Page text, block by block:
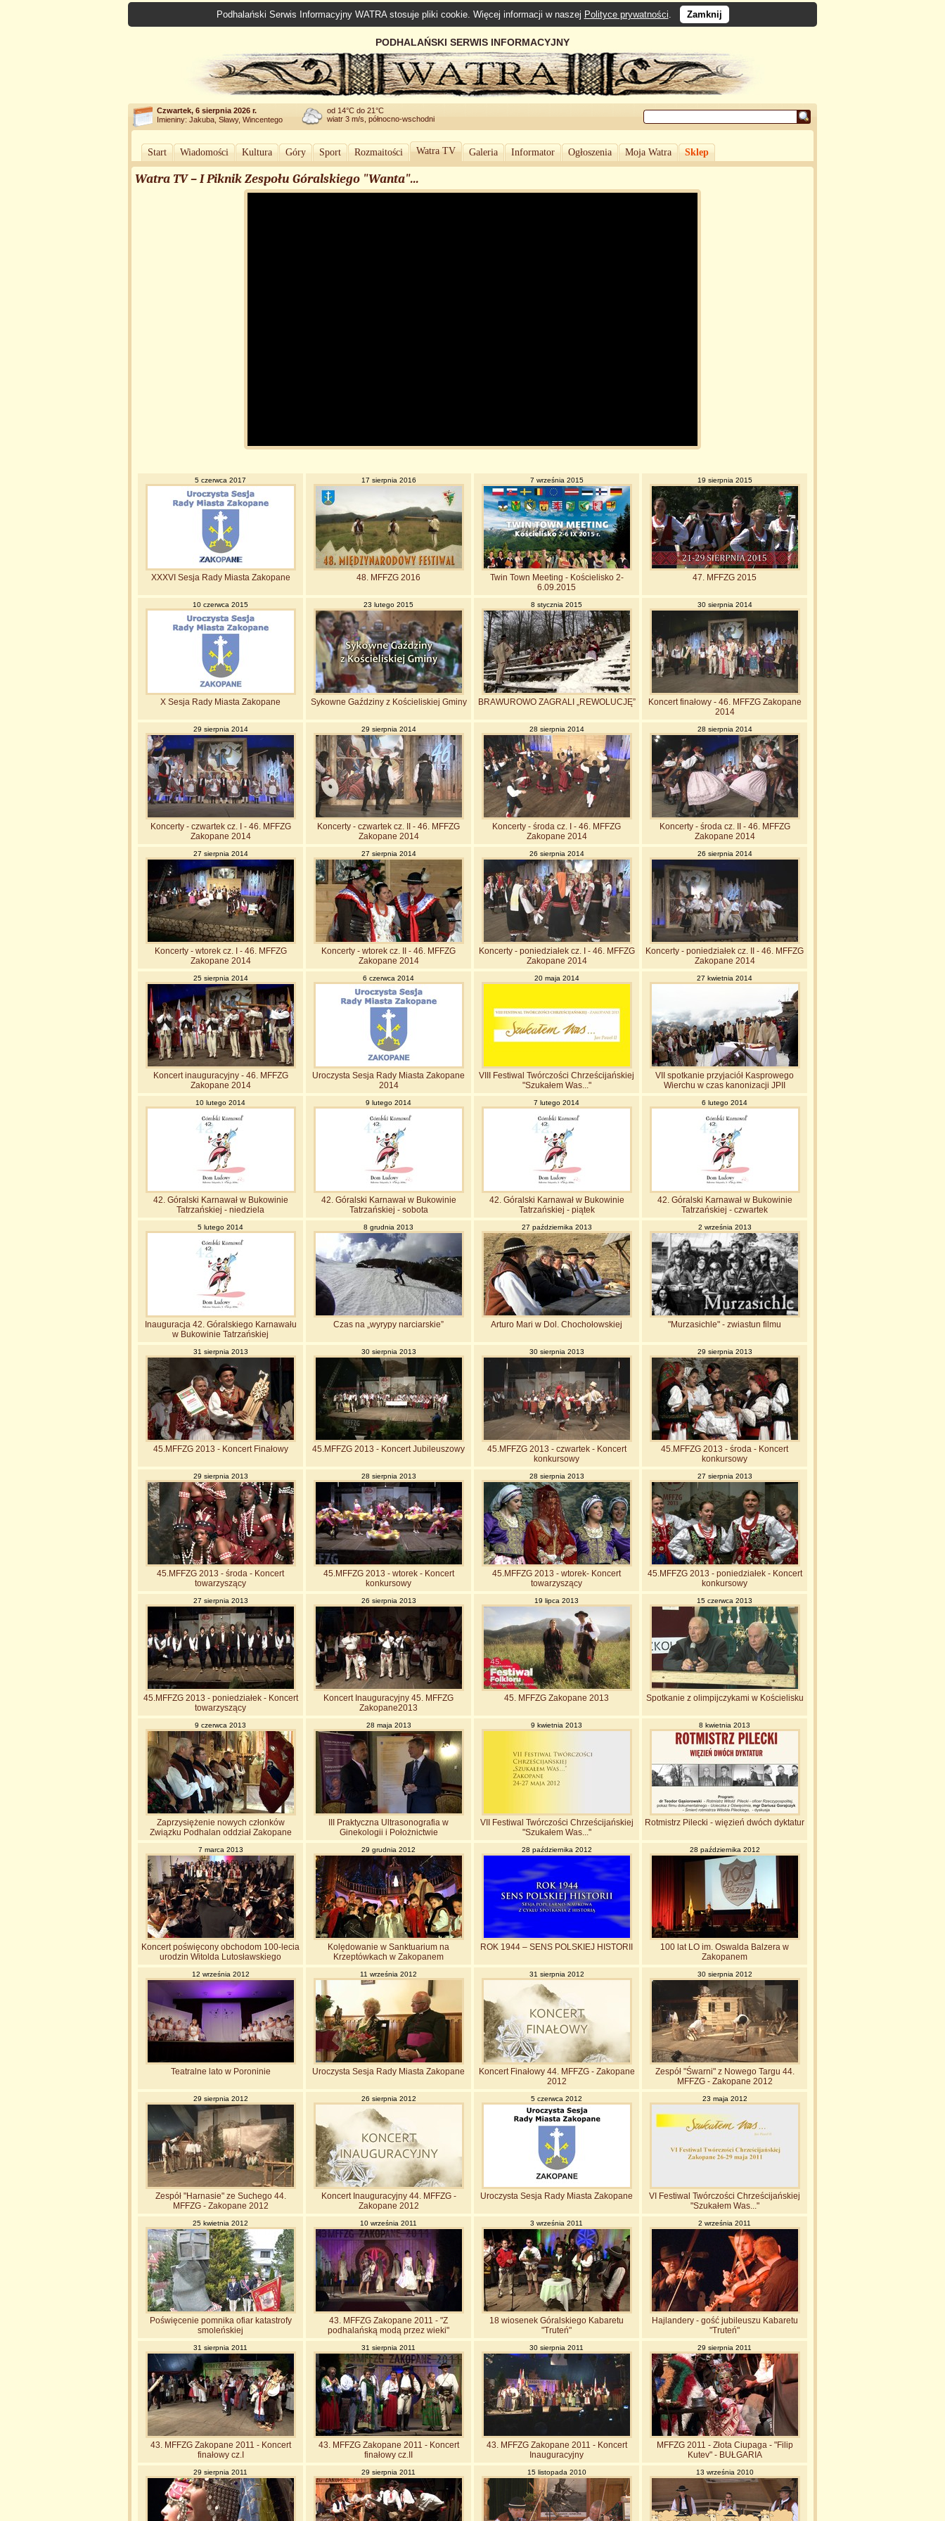
Podhalański Serwis Informacyjny WATRA stosuje pliki cookie. Więcej informacji w naszej Polityce prywatności. Zamknij
PODHALAŃSKI SERWIS INFORMACYJNY
Czwartek, 6 sierpnia 2026 r.
Imieniny: Jakuba, Sławy, Wincentego
od 14°C do 21°C
wiatr 3 m/s, północno-wschodni
Start Wiadomości Kultura Góry Sport Rozmaitości Watra TV Galeria Informator Ogłoszenia Moja Watra Sklep
Watra TV – I Piknik Zespołu Góralskiego "Wanta"...
5 czerwca 2017
XXXVI Sesja Rady Miasta Zakopane
17 sierpnia 2016
48. MFFZG 2016
7 września 2015
Twin Town Meeting - Kościelisko 2-
6.09.2015
19 sierpnia 2015
47. MFFZG 2015
10 czerwca 2015
X Sesja Rady Miasta Zakopane
23 lutego 2015
Sykowne Gaździny z Kościeliskiej Gminy
8 stycznia 2015
BRAWUROWO ZAGRALI „REWOLUCJĘ”
30 sierpnia 2014
Koncert finałowy - 46. MFFZG Zakopane
2014
29 sierpnia 2014
Koncerty - czwartek cz. I - 46. MFFZG
Zakopane 2014
29 sierpnia 2014
Koncerty - czwartek cz. II - 46. MFFZG
Zakopane 2014
28 sierpnia 2014
Koncerty - środa cz. I - 46. MFFZG
Zakopane 2014
28 sierpnia 2014
Koncerty - środa cz. II - 46. MFFZG
Zakopane 2014
27 sierpnia 2014
Koncerty - wtorek cz. I - 46. MFFZG
Zakopane 2014
27 sierpnia 2014
Koncerty - wtorek cz. II - 46. MFFZG
Zakopane 2014
26 sierpnia 2014
Koncerty - poniedziałek cz. I - 46. MFFZG
Zakopane 2014
26 sierpnia 2014
Koncerty - poniedziałek cz. II - 46. MFFZG
Zakopane 2014
25 sierpnia 2014
Koncert inauguracyjny - 46. MFFZG
Zakopane 2014
6 czerwca 2014
Uroczysta Sesja Rady Miasta Zakopane
2014
20 maja 2014
VIII Festiwal Twórczości Chrześcijańskiej
"Szukałem Was..."
27 kwietnia 2014
VII spotkanie przyjaciół Kasprowego
Wierchu w czas kanonizacji JPII
10 lutego 2014
42. Góralski Karnawał w Bukowinie
Tatrzańskiej - niedziela
9 lutego 2014
42. Góralski Karnawał w Bukowinie
Tatrzańskiej - sobota
7 lutego 2014
42. Góralski Karnawał w Bukowinie
Tatrzańskiej - piątek
6 lutego 2014
42. Góralski Karnawał w Bukowinie
Tatrzańskiej - czwartek
5 lutego 2014
Inauguracja 42. Góralskiego Karnawału
w Bukowinie Tatrzańskiej
8 grudnia 2013
Czas na „wyrypy narciarskie”
27 października 2013
Arturo Mari w Dol. Chochołowskiej
2 września 2013
"Murzasichle" - zwiastun filmu
31 sierpnia 2013
45.MFFZG 2013 - Koncert Finałowy
30 sierpnia 2013
45.MFFZG 2013 - Koncert Jubileuszowy
30 sierpnia 2013
45.MFFZG 2013 - czwartek - Koncert
konkursowy
29 sierpnia 2013
45.MFFZG 2013 - środa - Koncert
konkursowy
29 sierpnia 2013
45.MFFZG 2013 - środa - Koncert
towarzyszący
28 sierpnia 2013
45.MFFZG 2013 - wtorek - Koncert
konkursowy
28 sierpnia 2013
45.MFFZG 2013 - wtorek- Koncert
towarzyszący
27 sierpnia 2013
45.MFFZG 2013 - poniedziałek - Koncert
konkursowy
27 sierpnia 2013
45.MFFZG 2013 - poniedziałek - Koncert
towarzyszący
26 sierpnia 2013
Koncert Inauguracyjny 45. MFFZG
Zakopane2013
19 lipca 2013
45. MFFZG Zakopane 2013
15 czerwca 2013
Spotkanie z olimpijczykami w Kościelisku
9 czerwca 2013
Zaprzysiężenie nowych członków
Związku Podhalan oddział Zakopane
28 maja 2013
III Praktyczna Ultrasonografia w
Ginekologii i Położnictwie
9 kwietnia 2013
VII Festiwal Twórczości Chrześcijańskiej
"Szukałem Was..."
8 kwietnia 2013
Rotmistrz Pilecki - więzień dwóch dyktatur
7 marca 2013
Koncert poświęcony obchodom 100-lecia
urodzin Witolda Lutosławskiego
29 grudnia 2012
Kolędowanie w Sanktuarium na
Krzeptówkach w Zakopanem
28 października 2012
ROK 1944 – SENS POLSKIEJ HISTORII
28 października 2012
100 lat LO im. Oswalda Balzera w
Zakopanem
12 września 2012
Teatralne lato w Poroninie
11 września 2012
Uroczysta Sesja Rady Miasta Zakopane
31 sierpnia 2012
Koncert Finałowy 44. MFFZG - Zakopane
2012
30 sierpnia 2012
Zespół "Śwarni" z Nowego Targu 44.
MFFZG - Zakopane 2012
29 sierpnia 2012
Zespół "Harnasie" ze Suchego 44.
MFFZG - Zakopane 2012
26 sierpnia 2012
Koncert Inauguracyjny 44. MFFZG -
Zakopane 2012
5 czerwca 2012
Uroczysta Sesja Rady Miasta Zakopane
23 maja 2012
VI Festiwal Twórczości Chrześcijańskiej
"Szukałem Was..."
25 kwietnia 2012
Poświęcenie pomnika ofiar katastrofy
smoleńskiej
10 września 2011
43. MFFZG Zakopane 2011 - "Z
podhalańską modą przez wieki"
3 września 2011
18 wiosenek Góralskiego Kabaretu
"Truteń"
2 września 2011
Hajlandery - gość jubileuszu Kabaretu
"Truteń"
31 sierpnia 2011
43. MFFZG Zakopane 2011 - Koncert
finałowy cz.I
31 sierpnia 2011
43. MFFZG Zakopane 2011 - Koncert
finałowy cz.II
30 sierpnia 2011
43. MFFZG Zakopane 2011 - Koncert
Inauguracyjny
29 sierpnia 2011
MFFZG 2011 - Złota Ciupaga - "Filip
Kutev" - BUŁGARIA
29 sierpnia 2011 29 sierpnia 2011 15 listopada 2010 13 września 2010